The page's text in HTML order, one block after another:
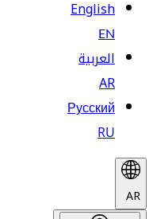
English
EN
العربية
AR
Русский
RU
AR